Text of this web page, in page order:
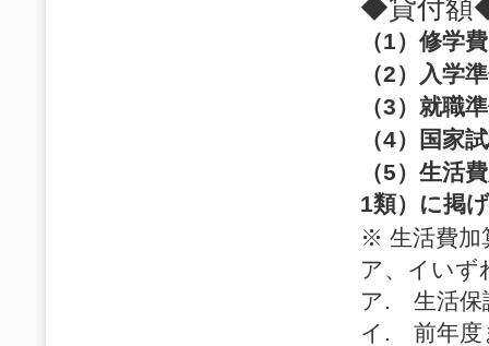
◆貸付額
（1）修学費
（2）入学
（3）就職
（4）国家
（5）生活
1類）に掲
※ 生活費加
ア、イいず
ア. 生活保
イ. 前年度